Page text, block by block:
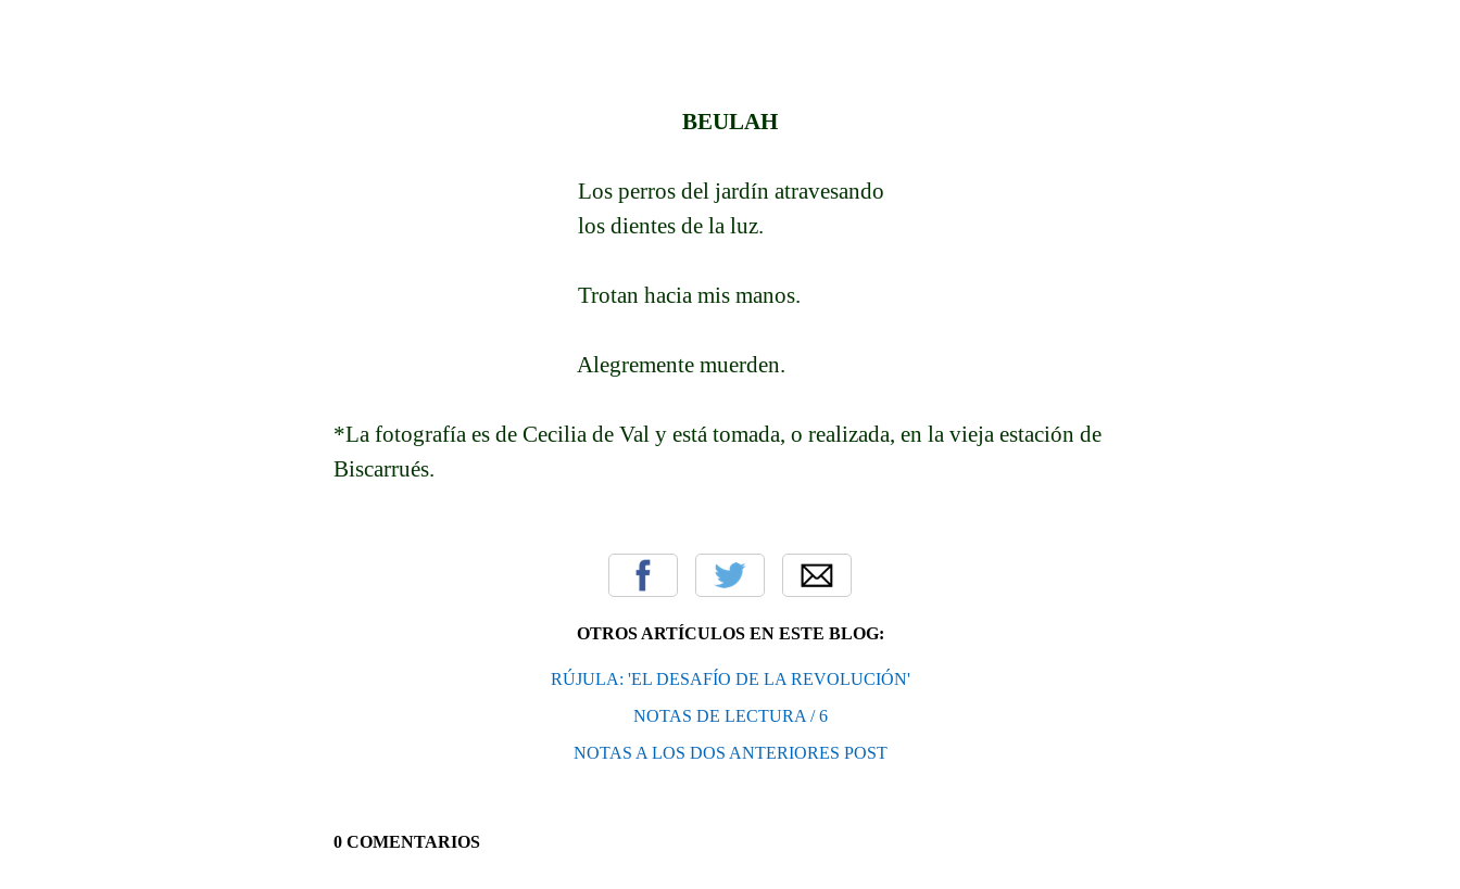
BEULAH
Los perros del jardín atravesando
los dientes de la luz.
Trotan hacia mis manos.
Alegremente muerden.
*La fotografía es de Cecilia de Val y está tomada, o realizada, en la vieja estación de
Biscarrués.
OTROS ARTÍCULOS EN ESTE BLOG:
RÚJULA: 'EL DESAFÍO DE LA REVOLUCIÓN'
NOTAS DE LECTURA / 6
NOTAS A LOS DOS ANTERIORES POST
0 COMENTARIOS